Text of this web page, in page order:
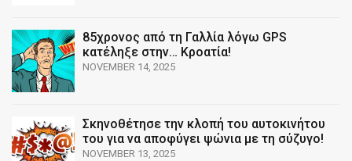
85χρονος από τη Γαλλία λόγω GPS
κατέληξε στην… Κροατία!
NOVEMBER 14, 2025
Σκηνοθέτησε την κλοπή του αυτοκινήτου
του για να αποφύγει ψώνια με τη σύζυγο!
NOVEMBER 13, 2025